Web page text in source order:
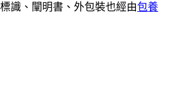
識、闡明書、外包裝也經由包養